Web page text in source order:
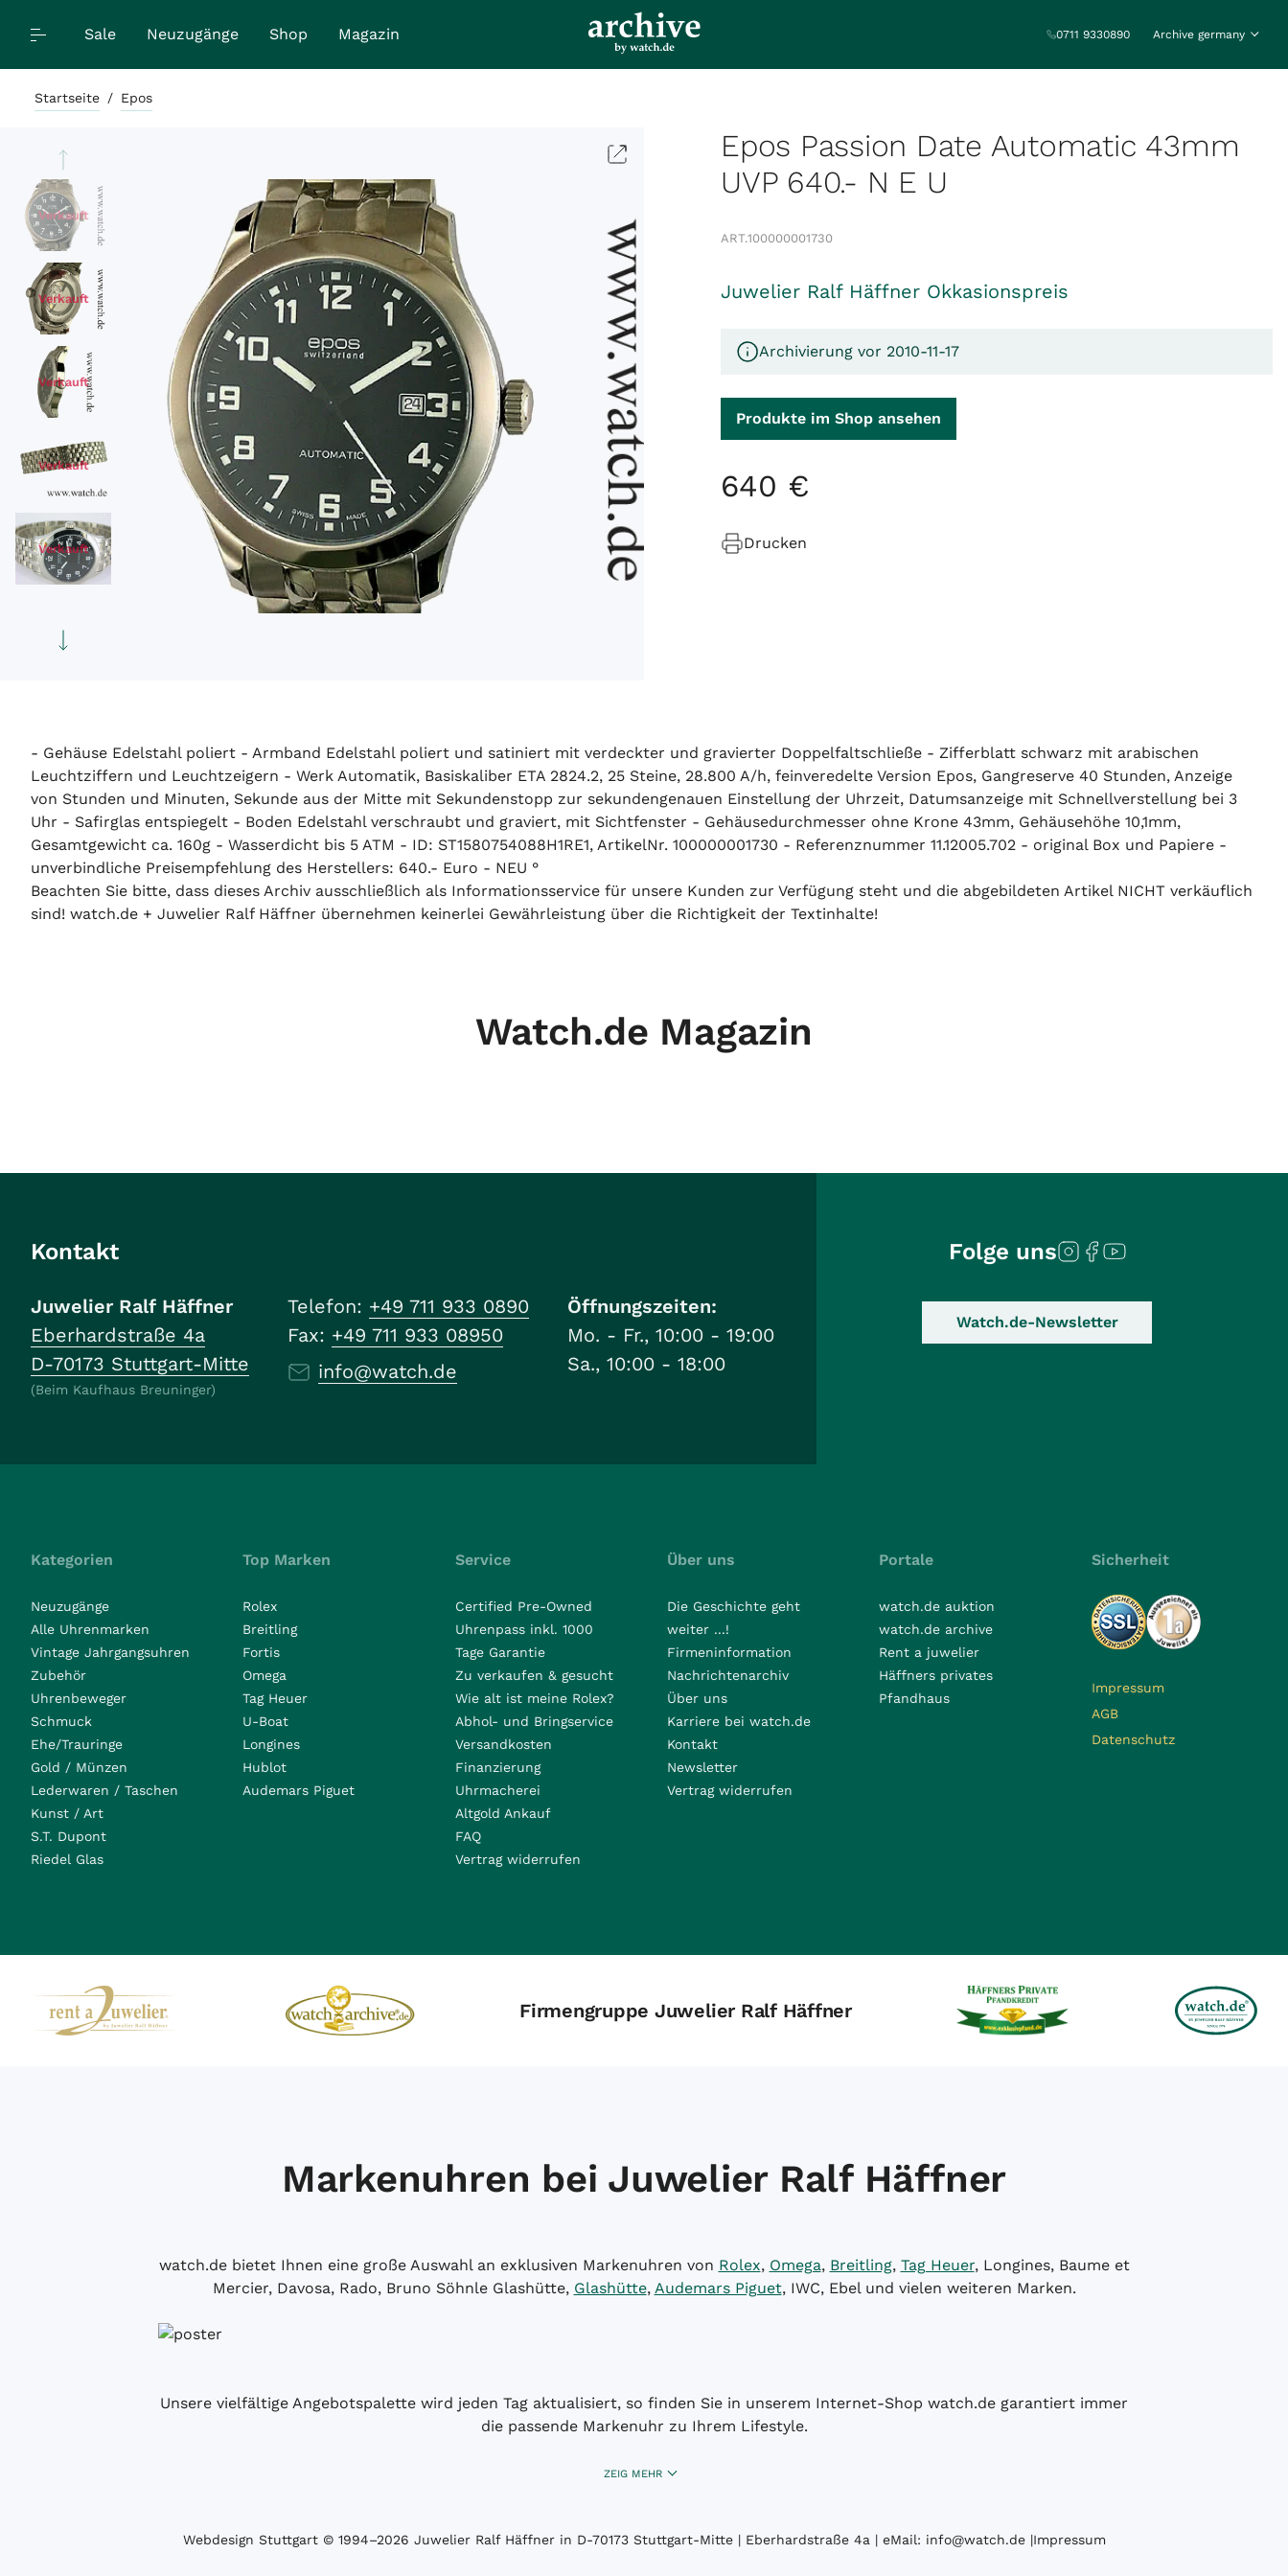
Sale Neuzugänge Shop Magazin 0711 9330890 Archive germany
Startseite / Epos
Epos Passion Date Automatic 43mm
UVP 640.- N E U
Verkauft
Verkauft
Verkauft
Verkauft
Verkauft
ART.100000001730
Juwelier Ralf Häffner Okkasionspreis
Archivierung vor 2010-11-17
Produkte im Shop ansehen
640 €
Drucken
- Gehäuse Edelstahl poliert - Armband Edelstahl poliert und satiniert mit verdeckter und gravierter Doppelfaltschließe - Zifferblatt schwarz mit arabischen
Leuchtziffern und Leuchtzeigern - Werk Automatik, Basiskaliber ETA 2824.2, 25 Steine, 28.800 A/h, feinveredelte Version Epos, Gangreserve 40 Stunden, Anzeige
von Stunden und Minuten, Sekunde aus der Mitte mit Sekundenstopp zur sekundengenauen Einstellung der Uhrzeit, Datumsanzeige mit Schnellverstellung bei 3
Uhr - Safirglas entspiegelt - Boden Edelstahl verschraubt und graviert, mit Sichtfenster - Gehäusedurchmesser ohne Krone 43mm, Gehäusehöhe 10,1mm,
Gesamtgewicht ca. 160g - Wasserdicht bis 5 ATM - ID: ST1580754088H1RE1, ArtikelNr. 100000001730 - Referenznummer 11.12005.702 - original Box und Papiere -
unverbindliche Preisempfehlung des Herstellers: 640.- Euro - NEU °
Beachten Sie bitte, dass dieses Archiv ausschließlich als Informationsservice für unsere Kunden zur Verfügung steht und die abgebildeten Artikel NICHT verkäuflich
sind! watch.de + Juwelier Ralf Häffner übernehmen keinerlei Gewährleistung über die Richtigkeit der Textinhalte!
Watch.de Magazin
Kontakt
Juwelier Ralf Häffner
Eberhardstraße 4a
D-70173 Stuttgart-Mitte
(Beim Kaufhaus Breuninger)
Telefon: +49 711 933 0890
Fax: +49 711 933 08950
info@watch.de
Öffnungszeiten:
Mo. - Fr., 10:00 - 19:00
Sa., 10:00 - 18:00
Folge uns
Watch.de-Newsletter
Kategorien
Neuzugänge
Alle Uhrenmarken
Vintage Jahrgangsuhren
Zubehör
Uhrenbeweger
Schmuck
Ehe/Trauringe
Gold / Münzen
Lederwaren / Taschen
Kunst / Art
S.T. Dupont
Riedel Glas
Top Marken
Rolex
Breitling
Fortis
Omega
Tag Heuer
U-Boat
Longines
Hublot
Audemars Piguet
Service
Certified Pre-Owned
Uhrenpass inkl. 1000
Tage Garantie
Zu verkaufen & gesucht
Wie alt ist meine Rolex?
Abhol- und Bringservice
Versandkosten
Finanzierung
Uhrmacherei
Altgold Ankauf
FAQ
Vertrag widerrufen
Über uns
Die Geschichte geht
weiter ...!
Firmeninformation
Nachrichtenarchiv
Über uns
Karriere bei watch.de
Kontakt
Newsletter
Vertrag widerrufen
Portale
watch.de auktion
watch.de archive
Rent a juwelier
Häffners privates
Pfandhaus
Sicherheit
Impressum
AGB
Datenschutz
Firmengruppe Juwelier Ralf Häffner
Markenuhren bei Juwelier Ralf Häffner
watch.de bietet Ihnen eine große Auswahl an exklusiven Markenuhren von Rolex, Omega, Breitling, Tag Heuer, Longines, Baume et
Mercier, Davosa, Rado, Bruno Söhnle Glashütte, Glashütte, Audemars Piguet, IWC, Ebel und vielen weiteren Marken.
Unsere vielfältige Angebotspalette wird jeden Tag aktualisiert, so finden Sie in unserem Internet-Shop watch.de garantiert immer
die passende Markenuhr zu Ihrem Lifestyle.
ZEIG MEHR
Webdesign Stuttgart© 1994­–2026 Juwelier Ralf Häffner in D-70173 Stuttgart-Mitte | Eberhardstraße 4a | eMail: info@watch.de|Impressum